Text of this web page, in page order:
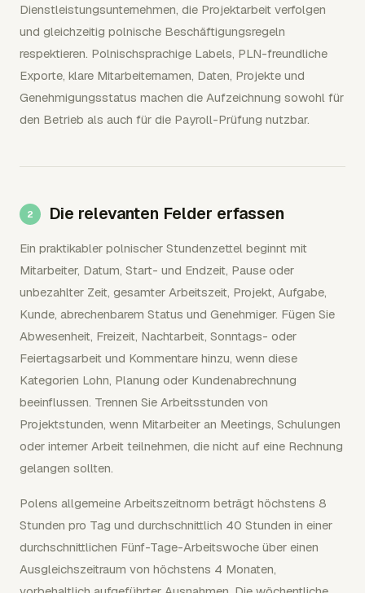
Dienstleistungsunternehmen, die Projektarbeit verfolgen
und gleichzeitig polnische Beschäftigungsregeln
respektieren. Polnischsprachige Labels, PLN-freundliche
Exporte, klare Mitarbeiternamen, Daten, Projekte und
Genehmigungsstatus machen die Aufzeichnung sowohl für
den Betrieb als auch für die Payroll-Prüfung nutzbar.
Die relevanten Felder erfassen
Ein praktikabler polnischer Stundenzettel beginnt mit
Mitarbeiter, Datum, Start- und Endzeit, Pause oder
unbezahlter Zeit, gesamter Arbeitszeit, Projekt, Aufgabe,
Kunde, abrechenbarem Status und Genehmiger. Fügen Sie
Abwesenheit, Freizeit, Nachtarbeit, Sonntags- oder
Feiertagsarbeit und Kommentare hinzu, wenn diese
Kategorien Lohn, Planung oder Kundenabrechnung
beeinflussen. Trennen Sie Arbeitsstunden von
Projektstunden, wenn Mitarbeiter an Meetings, Schulungen
oder interner Arbeit teilnehmen, die nicht auf eine Rechnung
gelangen sollten.
Polens allgemeine Arbeitszeitnorm beträgt höchstens 8
Stunden pro Tag und durchschnittlich 40 Stunden in einer
durchschnittlichen Fünf-Tage-Arbeitswoche über einen
Ausgleichszeitraum von höchstens 4 Monaten,